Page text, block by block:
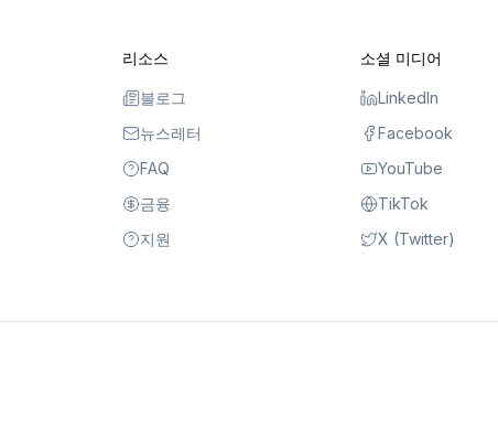
리소스
블로그
뉴스레터
FAQ
금융
지원
소셜 미디어
LinkedIn
Facebook
YouTube
TikTok
X (Twitter)